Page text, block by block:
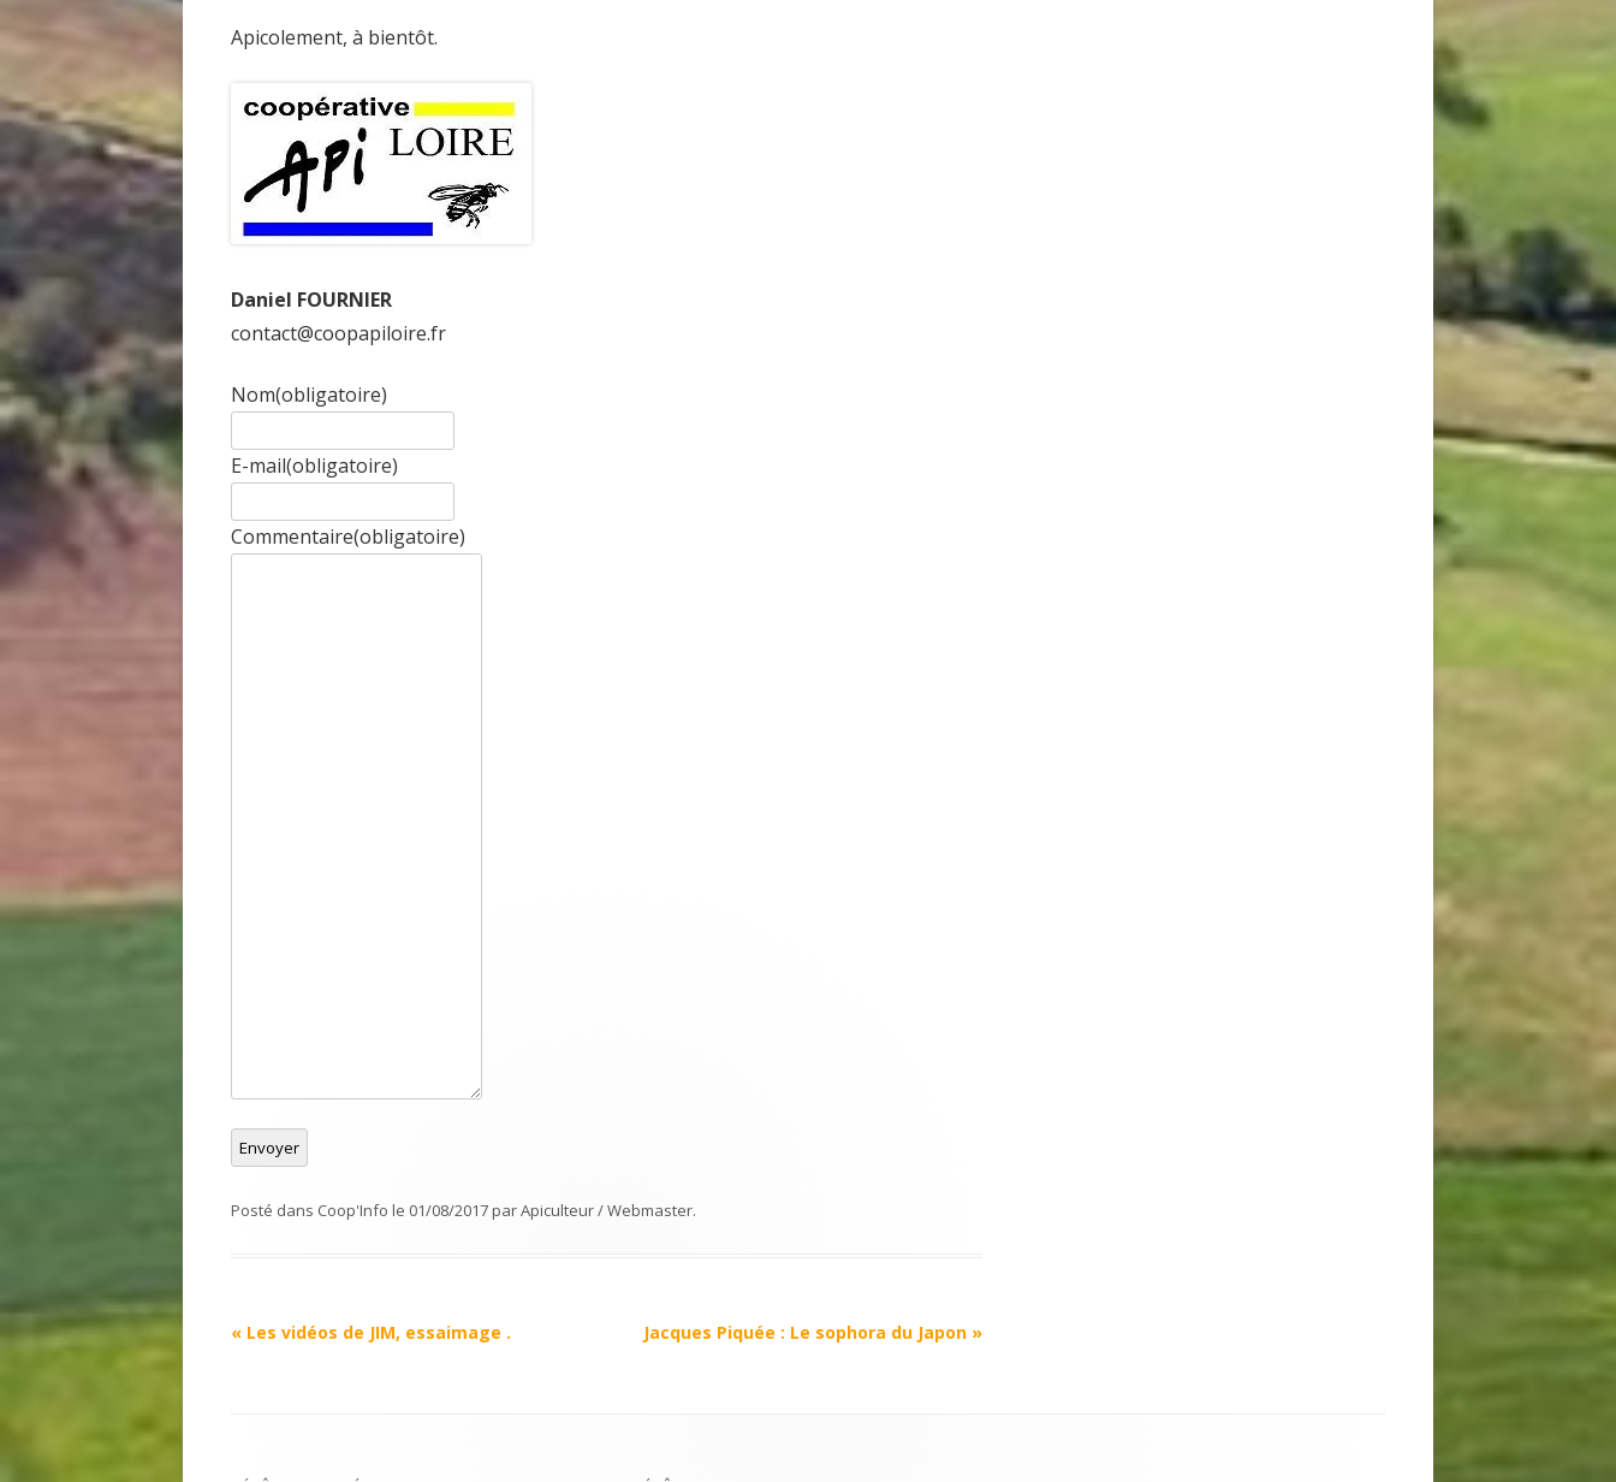
Apicolement, à bientôt.
Daniel FOURNIER
contact@coopapiloire.fr
Nom(obligatoire)
E-mail(obligatoire)
Commentaire(obligatoire)
Envoyer
Posté dans Coop'Info le 01/08/2017parApiculteur / Webmaster.
Navigation
« Les vidéos de JIM, essaimage . Jacques Piquée : Le sophora du Japon »